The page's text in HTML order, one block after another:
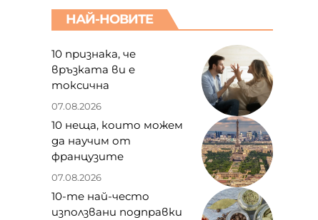
НАЙ-НОВИТЕ
10 признака, че
връзката ви е
токсична
07.08.2026
10 неща, които можем
да научим от
французите
07.08.2026
10-те най-често
използвани подправки